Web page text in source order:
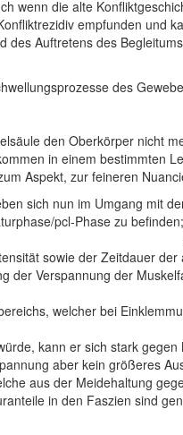
wenn die alte
empfunden und
Auftretens des
des
den Oberkörper nicht
in einem bestimmten
Aspekt, zur feineren
sich nun im Umgang mit
pcl-Phase zu
sowie der Zeitdauer
Verspannung der
welcher bei
kann er sich stark
aber kein größeres
aus der Meidehaltung
in den Faszien sind